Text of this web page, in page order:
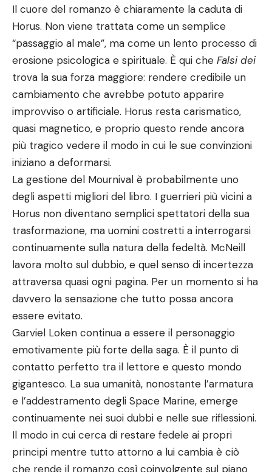
Il cuore del romanzo è chiaramente la caduta di
Horus. Non viene trattata come un semplice
“passaggio al male”, ma come un lento processo di
erosione psicologica e spirituale. È qui che Falsi dei
trova la sua forza maggiore: rendere credibile un
cambiamento che avrebbe potuto apparire
improvviso o artificiale. Horus resta carismatico,
quasi magnetico, e proprio questo rende ancora
più tragico vedere il modo in cui le sue convinzioni
iniziano a deformarsi.
La gestione del Mournival è probabilmente uno
degli aspetti migliori del libro. I guerrieri più vicini a
Horus non diventano semplici spettatori della sua
trasformazione, ma uomini costretti a interrogarsi
continuamente sulla natura della fedeltà. McNeill
lavora molto sul dubbio, e quel senso di incertezza
attraversa quasi ogni pagina. Per un momento si ha
davvero la sensazione che tutto possa ancora
essere evitato.
Garviel Loken continua a essere il personaggio
emotivamente più forte della saga. È il punto di
contatto perfetto tra il lettore e questo mondo
gigantesco. La sua umanità, nonostante l’armatura
e l’addestramento degli Space Marine, emerge
continuamente nei suoi dubbi e nelle sue riflessioni.
Il modo in cui cerca di restare fedele ai propri
principi mentre tutto attorno a lui cambia è ciò
che rende il romanzo così coinvolgente sul piano